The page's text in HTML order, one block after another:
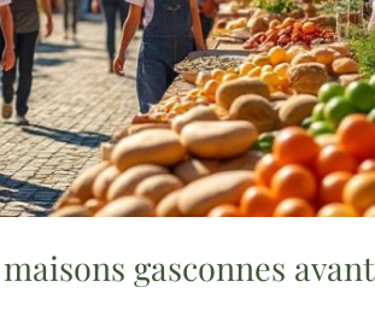
gasconnes